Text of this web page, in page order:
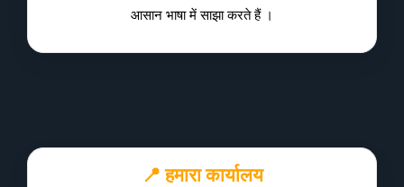
आसान भाषा में साझा करते हैं ।
📍 हमारा कार्यालय